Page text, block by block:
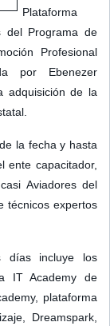
Plataforma
del Programa de
Profesional
por Ebenezer
adquisición de la
la fecha y hasta
ente capacitador,
Aviadores del
técnicos expertos
días incluye los
IT Academy de
plataforma
Dreamspark,